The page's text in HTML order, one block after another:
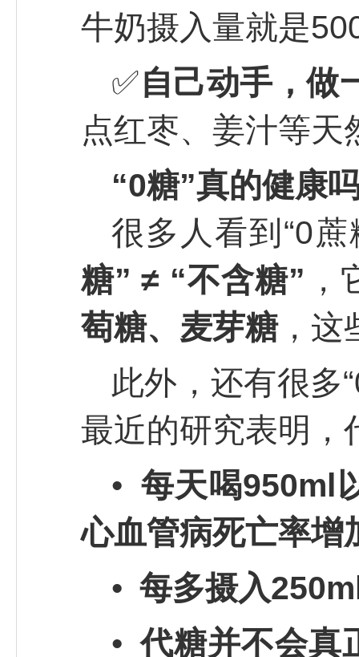
牛奶摄入量就是
✅自己动手，做
点红枣、姜汁等天
“0糖”真的健康
很多人看到“0
糖” ≠ “不含糖”
萄糖、麦芽糖，这
此外，还有很多
最近的研究表明，
• 每天喝950ml
心血管病死亡率增
• 每多摄入
• 代糖并不会真